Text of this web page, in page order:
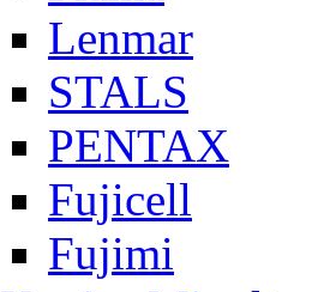
Lenmar
STALS
PENTAX
Fujicell
Fujimi